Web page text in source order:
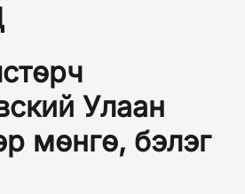
Улаан
мөнгө, бэлэг